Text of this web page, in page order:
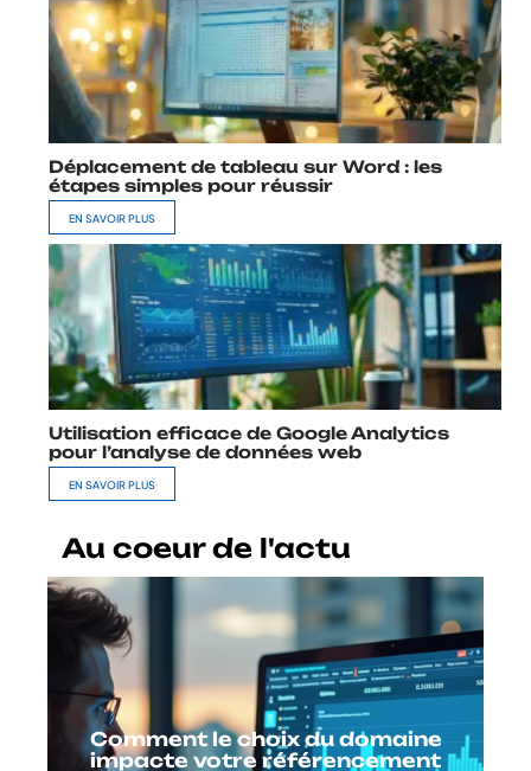
Déplacement de tableau sur Word : les
étapes simples pour réussir
EN SAVOIR PLUS
Utilisation efficace de Google Analytics
pour l’analyse de données web
EN SAVOIR PLUS
Au coeur de l'actu
Comment le choix du domaine
impacte votre référencement